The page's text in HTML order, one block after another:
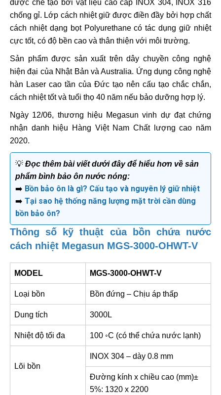
được chế tạo bởi vật liệu cao cấp INOX 304, INOX 316
chống gỉ. Lớp cách nhiệt giữ được điền đầy bởi hợp chất
cách nhiệt dạng bọt Polyurethane có tác dụng giữ nhiệt
cực tốt, có độ bền cao và thân thiện với môi trường.
Sản phẩm được sản xuất trên dây chuyền công nghệ
hiện đại của Nhật Bản và Australia. Ứng dụng công nghệ
hàn Laser cao tần của Đức tạo nên cấu tạo chắc chắn,
cách nhiệt tốt và tuổi thọ 40 năm nếu bảo dưỡng hợp lý.
Ngày 12/06, thương hiệu Megasun vinh dự đạt chứng
nhận danh hiệu Hàng Việt Nam Chất lượng cao năm
2020.
💡 Đọc thêm bài viết dưới đây để hiểu hơn về sản
phẩm bình bảo ôn nước nóng:
➡️ Bồn bảo ôn là gì? Cấu tạo và nguyên lý giữ nhiệt
➡️ Tại sao hệ thống năng lượng mặt trời cần dùng
bồn bảo ôn?
Thông số kỹ thuật của bồn chứa nước
cách nhiệt Megasun MGS-3000-OHWT-V
MODEL MGS-3000-OHWT-V
Loại bồn Bồn đứng – Chịu áp thấp
Dung tích 3000L
Nhiệt độ tối đa 100 ◦C (có thể chứa nước lạnh)
Lõi bồn
INOX 304 – dày 0.8 mm
Đường kính x chiều cao (mm)±
5%: 1320 x 2200